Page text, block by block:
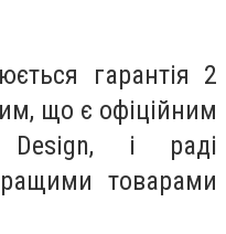
гарантія 2
що є офіційним
Design, і раді
товарами